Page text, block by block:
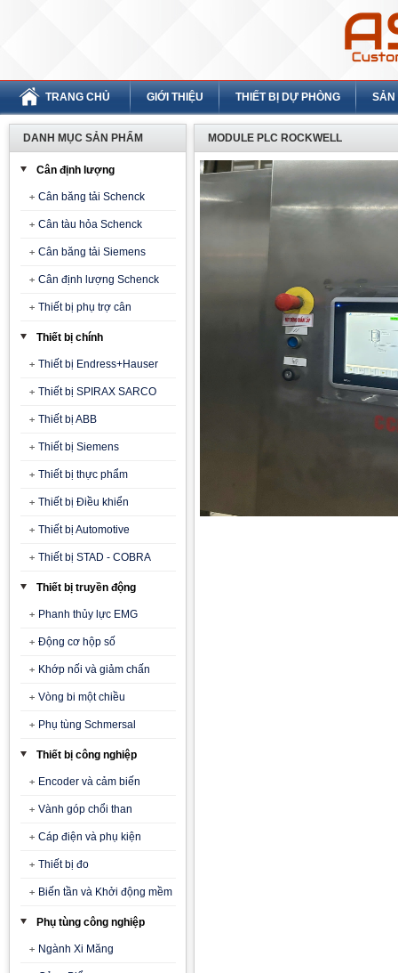
TRANG CHỦ GIỚI THIỆU THIẾT BỊ DỰ PHÒNG SẢN
DANH MỤC SẢN PHẨM
Cân định lượng
Cân băng tải Schenck
Cân tàu hỏa Schenck
Cân băng tải Siemens
Cân định lượng Schenck
Thiết bị phụ trợ cân
Thiết bị chính
Thiết bị Endress+Hauser
Thiết bị SPIRAX SARCO
Thiết bị ABB
Thiết bị Siemens
Thiết bị thực phẩm
Thiết bị Điều khiển
Thiết bị Automotive
Thiết bị STAD - COBRA
Thiết bị truyền động
Phanh thủy lực EMG
Động cơ hộp số
Khớp nối và giảm chấn
Vòng bi một chiều
Phụ tùng Schmersal
Thiết bị công nghiệp
Encoder và cảm biến
Vành góp chổi than
Cáp điện và phụ kiện
Thiết bị đo
Biến tần và Khởi động mềm
Phụ tùng công nghiệp
Ngành Xi Măng
MODULE PLC ROCKWELL